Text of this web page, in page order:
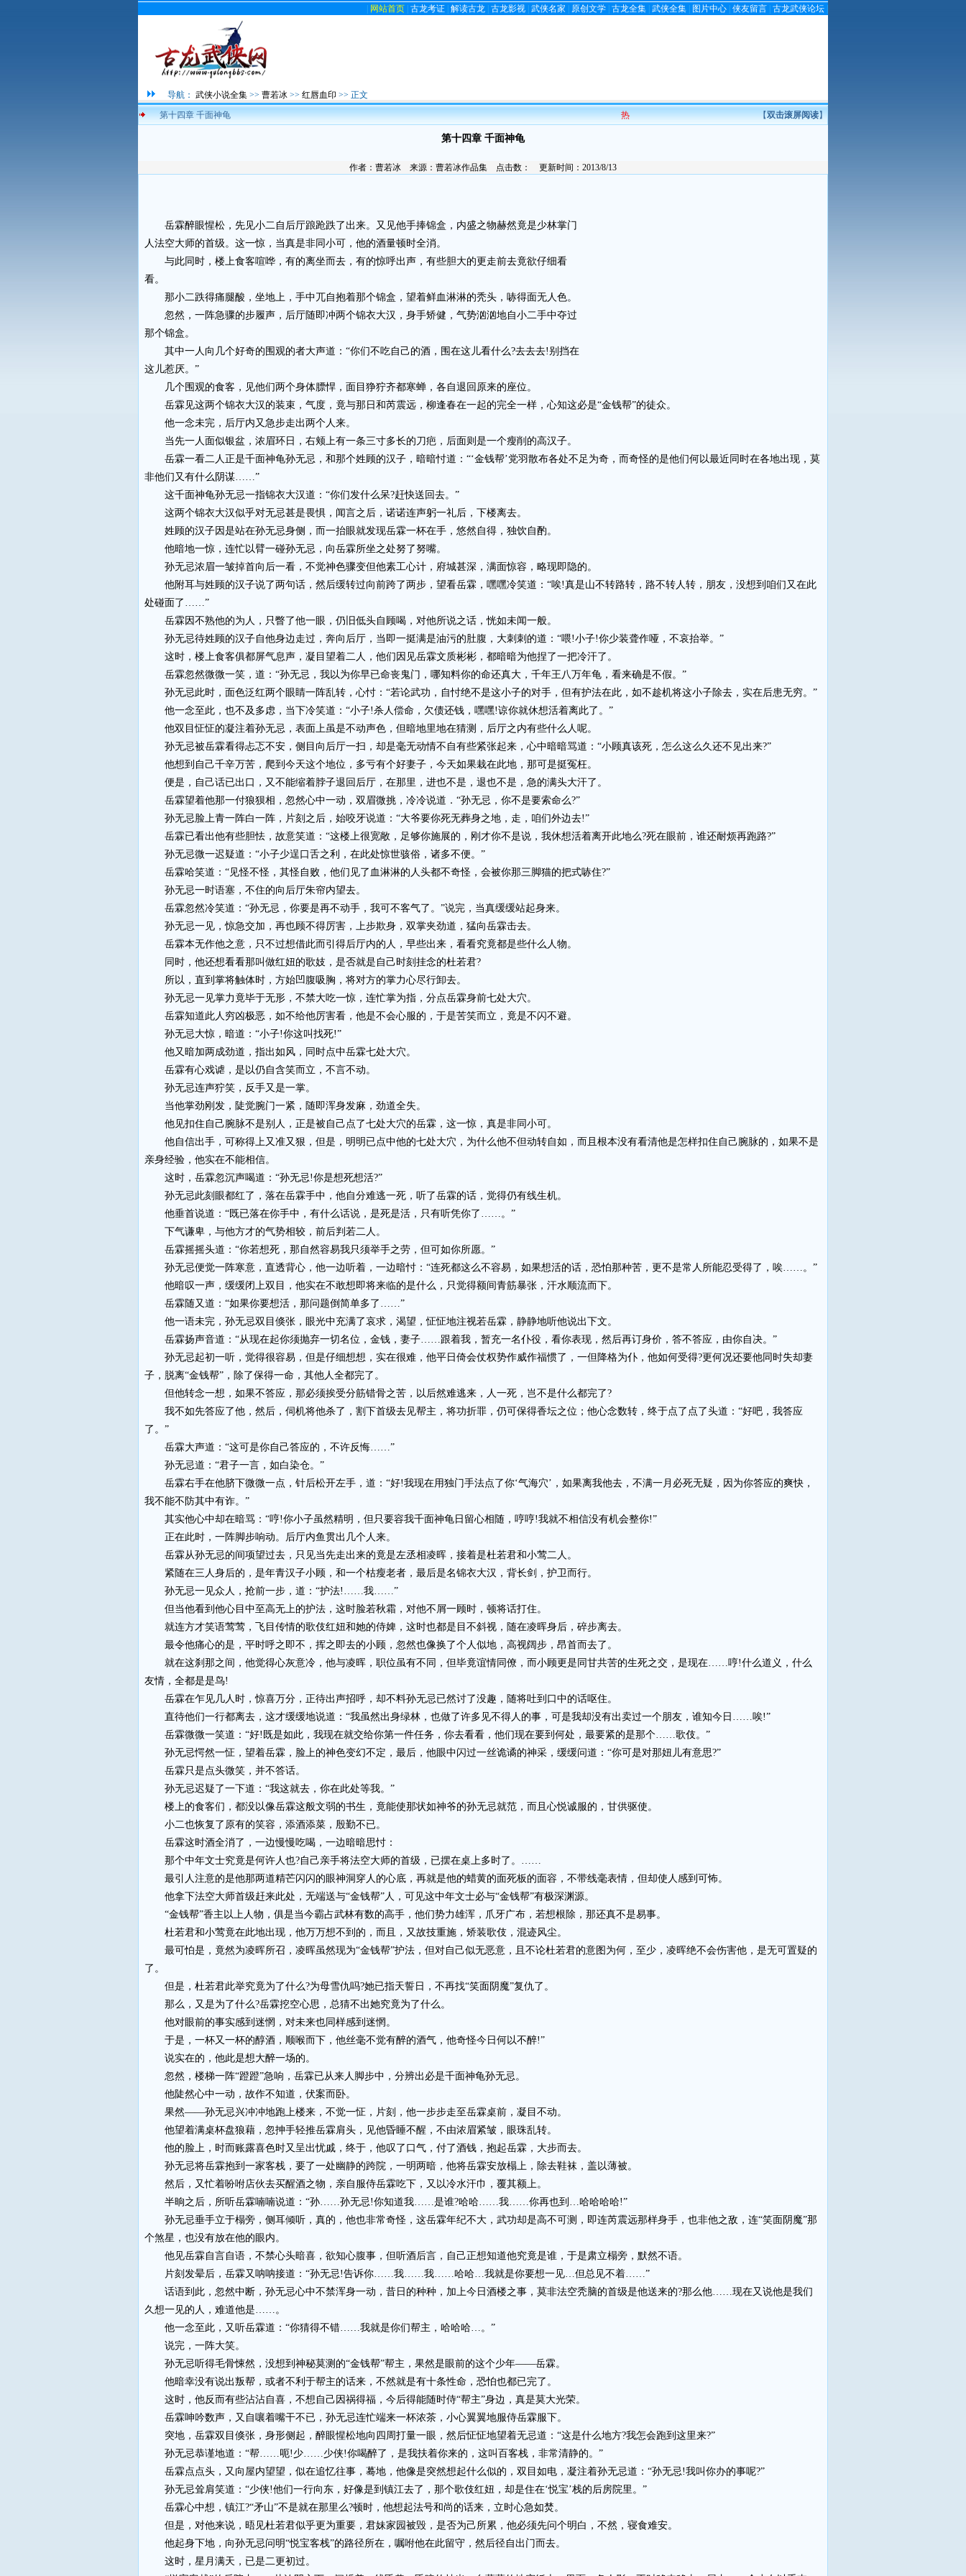
网站首页 古龙考证 解读古龙 古龙影视 武侠名家 原创文学 古龙全集 武侠全集 图片中心 侠友留言 古龙武侠论坛
导航： 武侠小说全集 >> 曹若冰 >> 红唇血印 >> 正文
第十四章 千面神龟
热 【双击滚屏阅读】
第十四章 千面神龟
作者： 曹若冰 来源： 曹若冰作品集 点击数： 更新时间：2013/8/13
岳霖醉眼惺松，先见小二自后厅踉跄跌了出来。又见他手捧锦盒，内盛之物赫然竟是少林掌门
人法空大师的首级。这一惊，当真是非同小可，他的酒量顿时全消。
与此同时，楼上食客喧哗，有的离坐而去，有的惊呼出声，有些胆大的更走前去竟欲仔细看
看。
那小二跌得痛腿酸，坐地上，手中兀自抱着那个锦盒，望着鲜血淋淋的秃头，哧得面无人色。
忽然，一阵急骤的步履声，后厅随即冲两个锦衣大汉，身手矫健，气势汹汹地自小二手中夺过
那个锦盒。
其中一人向几个好奇的围观的者大声道：“你们不吃自己的酒，围在这儿看什么?去去去!别挡在
这儿惹厌。”
几个围观的食客，见他们两个身体膘悍，面目狰狞齐都寒蝉，各自退回原来的座位。
岳霖见这两个锦衣大汉的装束，气度，竟与那日和芮震远，柳逢春在一起的完全一样，心知这必是“金钱帮”的徒众。
他一念未完，后厅内又急步走出两个人来。
当先一人面似银盆，浓眉环日，右颊上有一条三寸多长的刀疤，后面则是一个瘦削的高汉子。
岳霖一看二人正是千面神龟孙无忌，和那个姓顾的汉子，暗暗忖道：“‘金钱帮’党羽散布各处不足为奇，而奇怪的是他们何以最近同时在各地出现，莫
非他们又有什么阴谋……”
这千面神龟孙无忌一指锦衣大汉道：“你们发什么呆?赶快送回去。”
这两个锦衣大汉似乎对无忌甚是畏惧，闻言之后，诺诺连声躬一礼后，下楼离去。
姓顾的汉子因是站在孙无忌身侧，而一抬眼就发现岳霖一杯在手，悠然自得，独饮自酌。
他暗地一惊，连忙以臂一碰孙无忌，向岳霖所坐之处努了努嘴。
孙无忌浓眉一皱掉首向后一看，不觉神色骤变但他素工心计，府城甚深，满面惊容，略现即隐的。
他附耳与姓顾的汉子说了两句话，然后缓转过向前跨了两步，望看岳霖，嘿嘿冷笑道：“唉!真是山不转路转，路不转人转，朋友，没想到咱们又在此
处碰面了……”
岳霖因不熟他的为人，只瞥了他一眼，仍旧低头自顾喝，对他所说之话，恍如未闻一般。
孙无忌待姓顾的汉子自他身边走过，奔向后厅，当即一挺满是油污的肚腹，大刺刺的道：“喂!小子!你少装聋作哑，不哀抬举。”
这时，楼上食客俱都屏气息声，凝目望着二人，他们因见岳霖文质彬彬，都暗暗为他捏了一把冷汗了。
岳霖忽然微微一笑，道：“孙无忌，我以为你早已命丧鬼门，哪知料你的命还真大，千年王八万年龟，看来确是不假。”
孙无忌此时，面色泛红两个眼睛一阵乱转，心忖：“若论武功，自忖绝不是这小子的对手，但有护法在此，如不趁机将这小子除去，实在后患无穷。”
他一念至此，也不及多虑，当下冷笑道：“小子!杀人偿命，欠债还钱，嘿嘿!谅你就休想活着离此了。”
他双目怔怔的凝注着孙无忌，表面上虽是不动声色，但暗地里地在猜测，后厅之内有些什么人呢。
孙无忌被岳霖看得忐忑不安，侧目向后厅一扫，却是毫无动情不自有些紧张起来，心中暗暗骂道：“小顾真该死，怎么这么久还不见出来?”
他想到自己千辛万苦，爬到今天这个地位，多亏有个好妻子，今天如果栽在此地，那可是挺冤枉。
便是，自己话已出口，又不能缩着脖子退回后厅，在那里，进也不是，退也不是，急的满头大汗了。
岳霖望着他那一付狼狈相，忽然心中一动，双眉微挑，冷冷说道．“孙无忌，你不是要索命么?”
孙无忌脸上青一阵白一阵，片刻之后，始咬牙说道：“大爷要你死无葬身之地，走，咱们外边去!”
岳霖已看出他有些胆怯，故意笑道：“这楼上很宽敞，足够你施展的，刚才你不是说，我休想活着离开此地么?死在眼前，谁还耐烦再跑路?”
孙无忌微一迟疑道：“小子少逞口舌之利，在此处惊世骇俗，诸多不便。”
岳霖哈笑道：“见怪不怪，其怪自败，他们见了血淋淋的人头都不奇怪，会被你那三脚猫的把式哧住?”
孙无忌一时语塞，不住的向后厅朱帘内望去。
岳霖忽然冷笑道：“孙无忌，你要是再不动手，我可不客气了。”说完，当真缓缓站起身来。
孙无忌一见，惊急交加，再也顾不得厉害，上步欺身，双掌夹劲道，猛向岳霖击去。
岳霖本无作他之意，只不过想借此而引得后厅内的人，早些出来，看看究竟都是些什么人物。
同时，他还想看看那叫做红妞的歌妓，是否就是自己时刻挂念的杜若君?
所以，直到掌将触体时，方始凹腹吸胸，将对方的掌力心尽行卸去。
孙无忌一见掌力竟毕于无形，不禁大吃一惊，连忙掌为指，分点岳霖身前七处大穴。
岳霖知道此人穷凶极恶，如不给他厉害看，他是不会心服的，于是苦笑而立，竟是不闪不避。
孙无忌大惊，暗道：“小子!你这叫找死!”
他又暗加两成劲道，指出如风，同时点中岳霖七处大穴。
岳霖有心戏谑，是以仍自含笑而立，不言不动。
孙无忌连声狞笑，反手又是一掌。
当他掌劲刚发，陡觉腕门一紧，随即浑身发麻，劲道全失。
他见扣住自己腕脉不是别人，正是被自己点了七处大穴的岳霖，这一惊，真是非同小可。
他自信出手，可称得上又准又狠，但是，明明已点中他的七处大穴，为什么他不但动转自如，而且根本没有看清他是怎样扣住自己腕脉的，如果不是
亲身经验，他实在不能相信。
这时，岳霖忽沉声喝道：“孙无忌!你是想死想活?”
孙无忌此刻眼都红了，落在岳霖手中，他自分难逃一死，听了岳霖的话，觉得仍有线生机。
他垂首说道：“既已落在你手中，有什么话说，是死是活，只有听凭你了……。”
下气谦卑，与他方才的气势相较，前后判若二人。
岳霖摇摇头道：“你若想死，那自然容易我只须举手之劳，但可如你所愿。”
孙无忌便觉一阵寒意，直透背心，他一边听着，一边暗忖：“连死都这么不容易，如果想活的话，恐怕那种苦，更不是常人所能忍受得了，唉……。”
他暗叹一声，缓缓闭上双目，他实在不敢想即将来临的是什么，只觉得额间青筋暴张，汗水顺流而下。
岳霖随又道：“如果你要想活，那问题倒简单多了……”
他一语未完，孙无忌双目倏张，眼光中充满了哀求，渴望，怔怔地注视若岳霖，静静地听他说出下文。
岳霖扬声音道：“从现在起你须抛弃一切名位，金钱，妻子……跟着我，暂充一名仆役，看你表现，然后再订身价，答不答应，由你自决。”
孙无忌起初一听，觉得很容易，但是仔细想想，实在很难，他平日倚会仗权势作威作福惯了，一但降格为仆，他如何受得?更何况还要他同时失却妻
子，脱离“金钱帮”，除了保得一命，其他人全都完了。
但他转念一想，如果不答应，那必须挨受分筋错骨之苦，以后然难逃来，人一死，岂不是什么都完了?
我不如先答应了他，然后，伺机将他杀了，割下首级去见帮主，将功折罪，仍可保得香坛之位；他心念数转，终于点了点了头道：“好吧，我答应
了。”
岳霖大声道：“这可是你自己答应的，不许反悔……”
孙无忌道：“君子一言，如白染仓。”
岳霖右手在他脐下微微一点，针后松开左手，道：“好!我现在用独门手法点了你‘气海穴’，如果离我他去，不满一月必死无疑，因为你答应的爽快，
我不能不防其中有诈。”
其实他心中却在暗骂：“哼!你小子虽然精明，但只要容我千面神龟日留心相随，哼哼!我就不相信没有机会整你!”
正在此时，一阵脚步响动。后厅内鱼贯出几个人来。
岳霖从孙无忌的间项望过去，只见当先走出来的竟是左丞相凌晖，接着是杜若君和小莺二人。
紧随在三人身后的，是年青汉子小顾，和一个枯瘦老者，最后是名锦衣大汉，背长剑，护卫而行。
孙无忌一见众人，抢前一步，道：“护法!……我……”
但当他看到他心目中至高无上的护法，这时脸若秋霜，对他不屑一顾时，顿将话打住。
就连方才笑语莺莺，飞目传情的歌伎红妞和她的侍婢，这时也都是目不斜视，随在凌晖身后，碎步离去。
最令他痛心的是，平时呼之即不，挥之即去的小顾，忽然也像换了个人似地，高视阔步，昂首而去了。
就在这刹那之间，他觉得心灰意冷，他与凌晖，职位虽有不同，但毕竟谊情同僚，而小顾更是同甘共苦的生死之交，是现在……哼!什么道义，什么
友情，全都是是鸟!
岳霖在乍见几人时，惊喜万分，正待出声招呼，却不料孙无忌已然讨了没趣，随将吐到口中的话呕住。
直待他们一行都离去，这才缓缓地说道：“我虽然出身绿林，也做了许多见不得人的事，可是我却没有出卖过一个朋友，谁知今日……唉!”
岳霖微微一笑道：“好!既是如此，我现在就交给你第一件任务，你去看看，他们现在要到何处，最要紧的是那个……歌伎。”
孙无忌愕然一怔，望着岳霖，脸上的神色变幻不定，最后，他眼中闪过一丝诡谲的神采，缓缓问道：“你可是对那妞儿有意思?”
岳霖只是点头微笑，并不答话。
孙无忌迟疑了一下道：“我这就去，你在此处等我。”
楼上的食客们，都没以像岳霖这般文弱的书生，竟能使那状如神爷的孙无忌就范，而且心悦诚服的，甘供驱使。
小二也恢复了原有的笑容，添酒添菜，殷勤不已。
岳霖这时酒全消了，一边慢慢吃喝，一边暗暗思忖：
那个中年文士究竟是何许人也?自己亲手将法空大师的首级，已摆在桌上多时了。……
最引人注意的是他那两道精芒闪闪的眼神洞穿人的心底，再就是他的蜡黄的面死板的面容，不带线毫表情，但却使人感到可怖。
他拿下法空大师首级赶来此处，无端送与“金钱帮”人，可见这中年文士必与“金钱帮”有极深渊源。
“金钱帮”香主以上人物，俱是当今霸占武林有数的高手，他们势力雄浑，爪牙广布，若想根除，那还真不是易事。
杜若君和小莺竟在此地出现，他万万想不到的，而且，又故技重施，矫装歌伎，混迹风尘。
最可怕是，竟然为凌晖所召，凌晖虽然现为“金钱帮”护法，但对自己似无恶意，且不论杜若君的意图为何，至少，凌晖绝不会伤害他，是无可置疑的
了。
但是，杜若君此举究竟为了什么?为母雪仇吗?她已指天誓日，不再找“笑面阴魔”复仇了。
那么，又是为了什么?岳霖挖空心思，总猜不出她究竟为了什么。
他对眼前的事实感到迷惘，对未来也同样感到迷惘。
于是，一杯又一杯的醇酒，顺喉而下，他丝毫不觉有醉的酒气，他奇怪今日何以不醉!”
说实在的，他此是想大醉一场的。
忽然，楼梯一阵“蹬蹬”急响，岳霖已从来人脚步中，分辨出必是千面神龟孙无忌。
他陡然心中一动，故作不知道，伏案而卧。
果然——孙无忌兴冲冲地跑上楼来，不觉一怔，片刻，他一步步走至岳霖桌前，凝目不动。
他望着满桌杯盘狼藉，忽抻手轻推岳霖肩头，见他昏睡不醒，不由浓眉紧皱，眼珠乱转。
他的脸上，时而账露喜色时又呈出忧戚，终于，他叹了口气，付了酒钱，抱起岳霖，大步而去。
孙无忌将岳霖抱到一家客栈，要了一处幽静的跨院，一明两暗，他将岳霖安放榻上，除去鞋袜，盖以薄被。
然后，又忙着吩咐店伙去买醒酒之物，亲自服侍岳霖吃下，又以冷水汗巾，覆其额上。
半晌之后，所听岳霖喃喃说道：“孙……孙无忌!你知道我……是谁?哈哈……我……你再也到…哈哈哈哈!”
孙无忌垂手立于榻旁，侧耳倾听，真的，他也非常奇怪，这岳霖年纪不大，武功却是高不可测，即连芮震远那样身手，也非他之敌，连“笑面阴魔”那
个煞星，也没有放在他的眼内。
他见岳霖自言自语，不禁心头暗喜，欲知心腹事，但听酒后言，自己正想知道他究竟是谁，于是肃立榻旁，默然不语。
片刻发晕后，岳霖又呐呐接道：“孙无忌!告诉你……我……我……哈哈…我就是你要想一见…但总见不着……”
话语到此，忽然中断，孙无忌心中不禁浑身一动，昔日的种种，加上今日酒楼之事，莫非法空秃脑的首级是他送来的?那么他……现在又说他是我们
久想一见的人，难道他是……。
他一念至此，又听岳霖道：“你猜得不错……我就是你们帮主，哈哈哈…。”
说完，一阵大笑。
孙无忌听得毛骨悚然，没想到神秘莫测的“金钱帮”帮主，果然是眼前的这个少年——岳霖。
他暗幸没有说出叛帮，或者不利于帮主的话来，不然就是有十条性命，恐怕也都已完了。
这时，他反而有些沾沾自喜，不想自己因祸得福，今后得能随时侍“帮主”身边，真是莫大光荣。
岳霖呻吟数声，又自嚷着嘴干不已，孙无忌连忙端来一杯浓茶，小心翼翼地服侍岳霖服下。
突地，岳霖双目倏张，身形侧起，醉眼惺松地向四周打量一眼，然后怔怔地望着无忌道：“这是什么地方?我怎会跑到这里来?”
孙无忌恭谨地道：“帮……呃!少……少侠!你喝醉了，是我扶着你来的，这叫百客栈，非常清静的。”
岳霖点点头，又向屋内望望，似在追忆往事，蓦地，他像是突然想起什么似的，双目如电，凝注着孙无忌道：“孙无忌!我叫你办的事呢?”
孙无忌耸肩笑道：“少侠!他们一行向东，好像是到镇江去了，那个歌伎红妞，却是住在‘悦宝’栈的后房院里。”
岳霖心中想，镇江?“矛山”不是就在那里么?顿时，他想起法号和尚的话来，立时心急如焚。
但是，对他来说，晤见杜若君似乎更为重要，君妹家园被毁，是否为己所累，他必须先问个明白，不然，寝食难安。
他起身下地，向孙无忌问明“悦宝客栈”的路径所在，嘱咐他在此留守，然后径自出门而去。
这时，星月满天，已是二更初过。